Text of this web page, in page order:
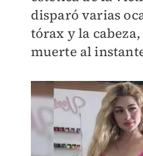
disparó varias
tórax y la
muerte al